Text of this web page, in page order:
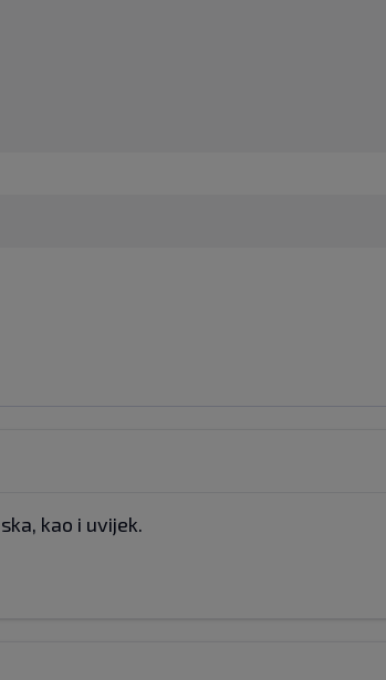
kao i uvijek.